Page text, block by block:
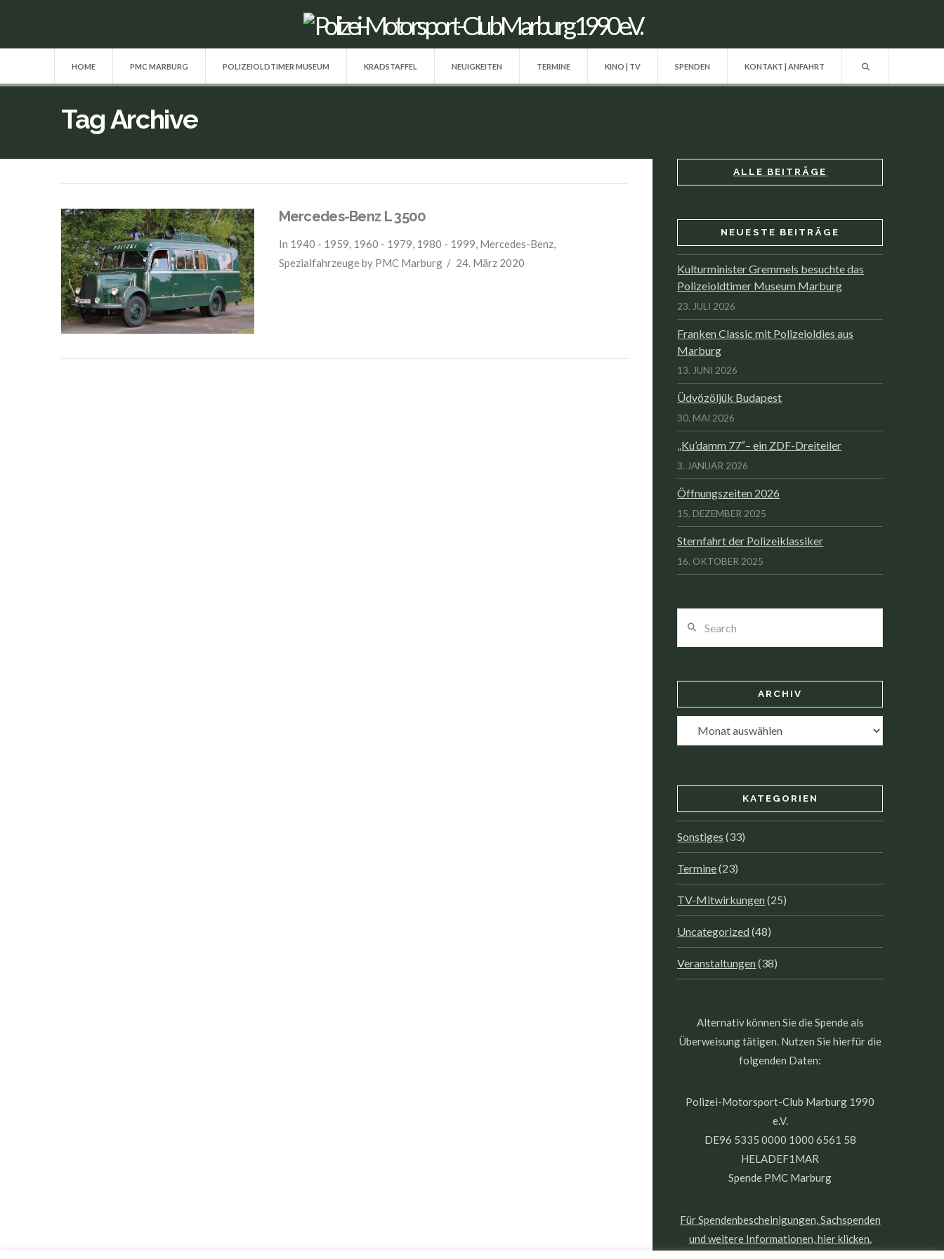
HOME PMC MARBURG POLIZEIOLDTIMER MUSEUM KRADSTAFFEL NEUIGKEITEN TERMINE KINO | TV SPENDEN KONTAKT | ANFAHRT
Tag Archive
Mercedes-Benz L 3500
In 1940 - 1959, 1960 - 1979, 1980 - 1999, Mercedes-Benz,
Spezialfahrzeugeby PMC Marburg 24. März 2020
ALLE BEITRÄGE
NEUESTE BEITRÄGE
Kulturminister Gremmels besuchte das
Polizeioldtimer Museum Marburg
23. JULI 2026
Franken Classic mit Polizeioldies aus
Marburg
13. JUNI 2026
Üdvözöljük Budapest
30. MAI 2026
„Ku’damm 77″– ein ZDF-Dreiteiler
3. JANUAR 2026
Öffnungszeiten 2026
15. DEZEMBER 2025
Sternfahrt der Polizeiklassiker
16. OKTOBER 2025
ARCHIV
Archiv
KATEGORIEN
Sonstiges (33)
Termine(23)
TV-Mitwirkungen(25)
Uncategorized(48)
Veranstaltungen(38)
Alternativ können Sie die Spende als
Überweisung tätigen. Nutzen Sie hierfür die
folgenden Daten:
Polizei-Motorsport-Club Marburg 1990
e.V.
DE96 5335 0000 1000 6561 58
HELADEF1MAR
Spende PMC Marburg
Für Spendenbescheinigungen, Sachspenden
und weitere Informationen, hier klicken.